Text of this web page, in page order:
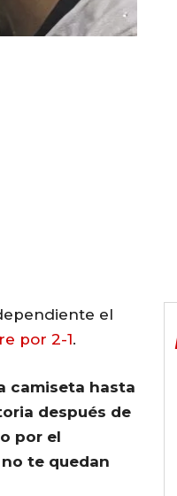
el
por 2-1.
camiseta hasta
después de
por el
te quedan